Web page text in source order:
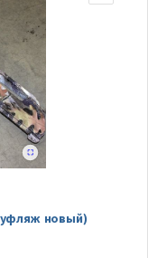
новый)